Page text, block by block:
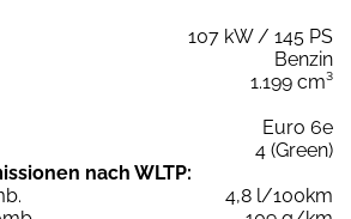
107 kW / 145 PS
Benzin
1.199 cm³
Euro 6e
4 (Green)
nach WLTP:
4,8 l/100km